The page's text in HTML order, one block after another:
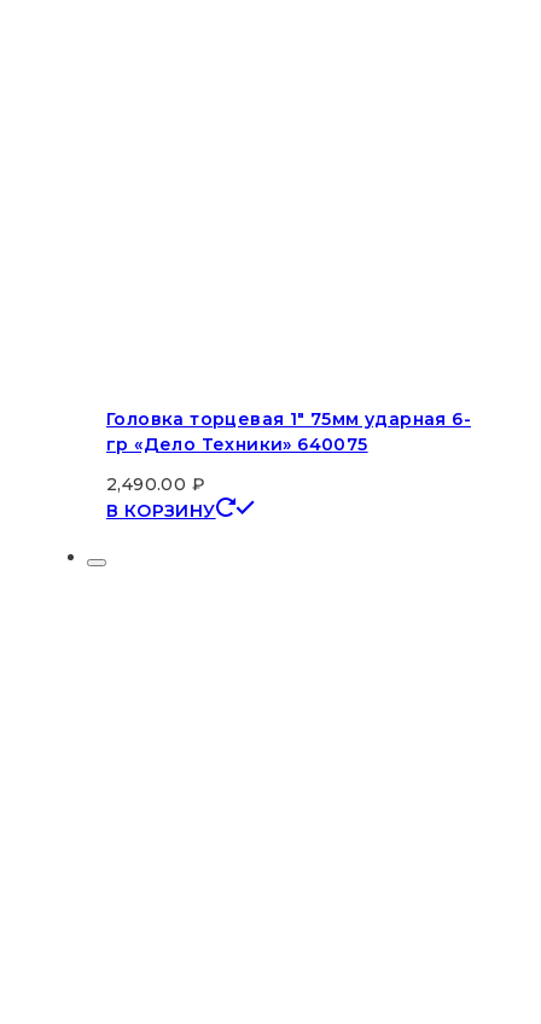
Головка торцевая 1″ 75мм ударная 6-
гр «Дело Техники» 640075
2,490.00 ₽
В КОРЗИНУ